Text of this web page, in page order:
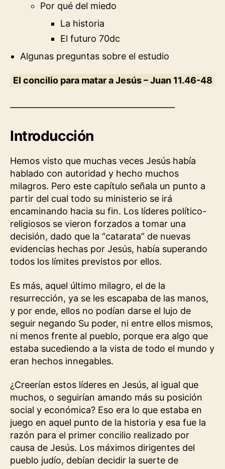
Por qué del miedo
La historia
El futuro 70dc
Algunas preguntas sobre el estudio
El concilio para matar a Jesús – Juan 11.46-48
Introducción
Hemos visto que muchas veces Jesús había
hablado con autoridad y hecho muchos
milagros. Pero este capítulo señala un punto a
partir del cual todo su ministerio se irá
encaminando hacia su fin. Los líderes político-
religiosos se vieron forzados a tomar una
decisión, dado que la “catarata” de nuevas
evidencias hechas por Jesús, había superando
todos los límites previstos por ellos.
Es más, aquel último milagro, el de la
resurrección, ya se les escapaba de las manos,
y por ende, ellos no podían darse el lujo de
seguir negando Su poder, ni entre ellos mismos,
ni menos frente al pueblo, porque era algo que
estaba sucediendo a la vista de todo el mundo y
eran hechos innegables.
¿Creerían estos líderes en Jesús, al igual que
muchos, o seguirían amando más su posición
social y económica? Eso era lo que estaba en
juego en aquel punto de la historia y esa fue la
razón para el primer concilio realizado por
causa de Jesús. Los máximos dirigentes del
pueblo judío, debían decidir la suerte de